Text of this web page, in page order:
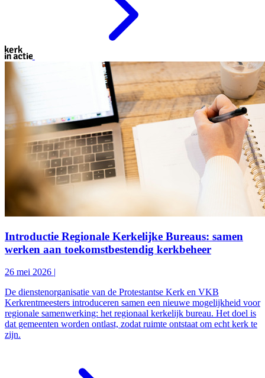
Introductie Regionale Kerkelijke Bureaus: samen
werken aan toekomstbestendig kerkbeheer
26 mei 2026 |
De dienstenorganisatie van de Protestantse Kerk en VKB
Kerkrentmeesters introduceren samen een nieuwe mogelijkheid voor
regionale samenwerking: het regionaal kerkelijk bureau. Het doel is
dat gemeenten worden ontlast, zodat ruimte ontstaat om echt kerk te
zijn.